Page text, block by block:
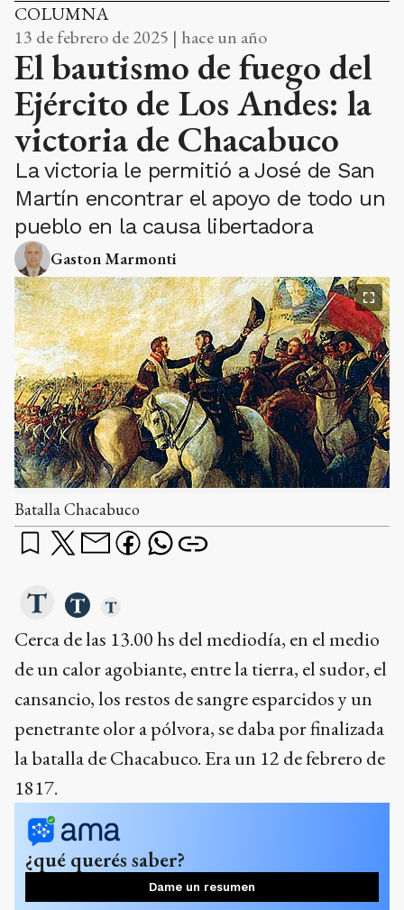
COLUMNA
13 de febrero de 2025 | hace un año
El bautismo de fuego del
Ejército de Los Andes: la
victoria de Chacabuco
La victoria le permitió a José de San
Martín encontrar el apoyo de todo un
pueblo en la causa libertadora
Gaston Marmonti
Batalla Chacabuco
Cerca de las 13.00 hs del mediodía, en el medio
de un calor agobiante, entre la tierra, el sudor, el
cansancio, los restos de sangre esparcidos y un
penetrante olor a pólvora, se daba por finalizada
la batalla de Chacabuco. Era un 12 de febrero de
1817.
¿qué querés saber?
Dame un resumen